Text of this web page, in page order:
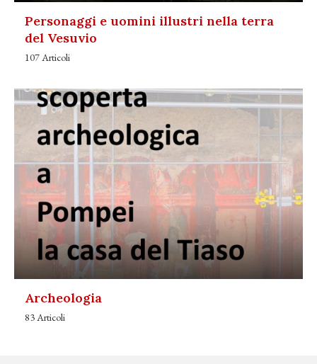
Personaggi e uomini illustri nella terra
del Vesuvio
107 Articoli
Archeologia
83 Articoli